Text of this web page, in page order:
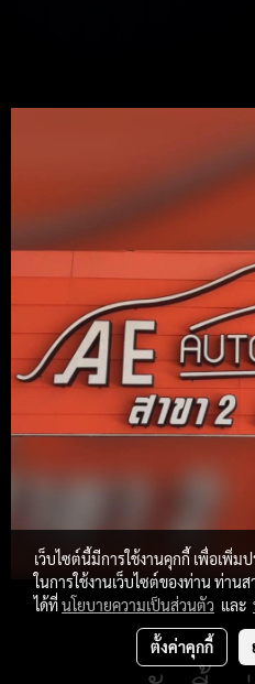
เว็บไซต์นี้มีการใช้งานคุกกี้ เพื่อเพิ่
ในการใช้งานเว็บไซต์ของท่าน ท่าน
ได้ที่นโยบายความเป็นส่วนตัว และ
ตั้งค่าคุกกี้